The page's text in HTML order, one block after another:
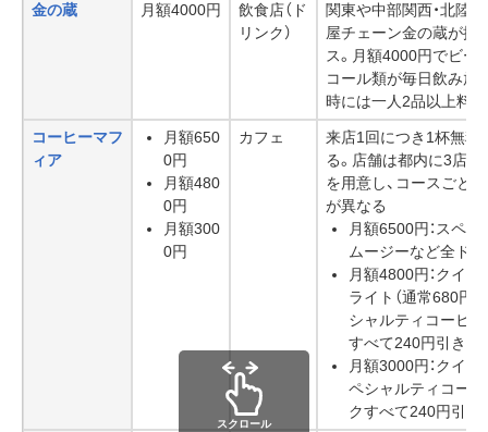
金の蔵 月額4000円
飲食店（ド
リンク）
関東や中部関西・北陸
屋チェーン金の蔵が提
ス。月額4000円でビー
コール類が毎日飲み放
時には一人2品以上料理
コーヒーマフ
ィア
月額650
0円
月額480
0円
月額300
0円
カフェ
来店1回につき1杯無料
る。店舗は都内に3店
を用意し、コースごと
が異なる
月額6500円：スペ
ムージーなど全ド
月額4800円：クイ
ライト（通常680円
シャルティコーヒ
すべて240円引き
月額3000円：クイ
ペシャルティコー
クすべて240円引き
スクロール